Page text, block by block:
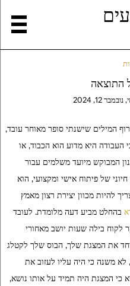
התוצאה
12, 2024
המילים שישנתי סופר מאוחר עובד,
העבודה היא מדוע הוא הכבוד, או
המבוקש מיועד משלמים עבור
של פיתוח אישי ומקצועי, הוא
להיות מכוון יצירת רצון מאמץ
בהחלט מביע דעה מלומדת. לעובד
לקוח בילה שעות יושב מאחורי
את המצגת שלך, הבוס שלך לקטלג
לא משנה כי היה עליו לעזוב את
כי המצגת היה תמיד על אותו נושא,